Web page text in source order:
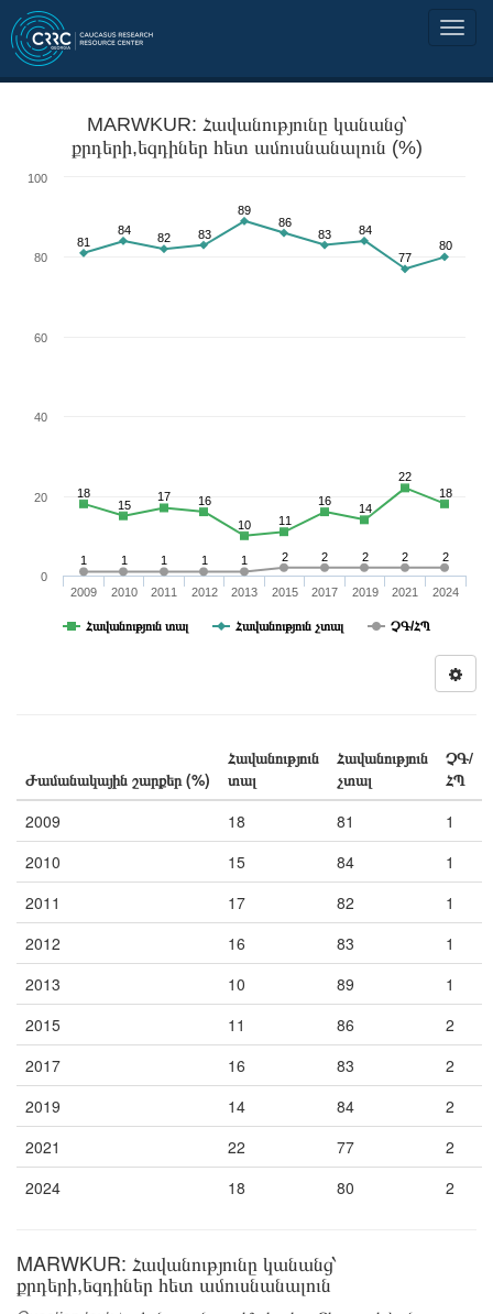
MARWKUR: Հավանությունը կանանց՝
քրդերի,եզդիներ հետ ամուսնանալուն (%)
1 1 1 1 1 2 2 2 2 2
81
84
82 83
89
86
83
84
77
80
18
15
17
16
10
11
16
14
22
18
Հավանություն տալ Հավանություն չտալ ՉԳ/ՀՊ
2009 2010 2011 2012 2013 2015 2017 2019 2021 2024
0
20
40
60
80
100
Ժամանակային շարքեր (%)
Հավանություն
տալ
Հավանություն
չտալ
ՉԳ/
ՀՊ
2009
18 81
1
2010
15 84
1
2011
17 82
1
2012
16 83
1
2013
10 89
1
2015
11 86
2
2017
16 83
2
2019
14 84
2
2021
22 77
2
2024
18 80 2
MARWKUR: Հավանությունը կանանց՝
քրդերի,եզդիներ հետ ամուսնանալուն